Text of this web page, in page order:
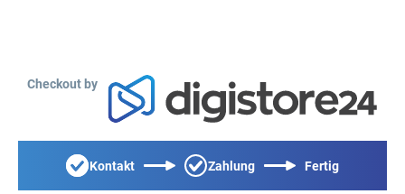
Checkout by
Kontakt Zahlung Fertig